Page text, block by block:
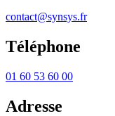
contact@synsys.fr
Téléphone
01 60 53 60 00
Adresse